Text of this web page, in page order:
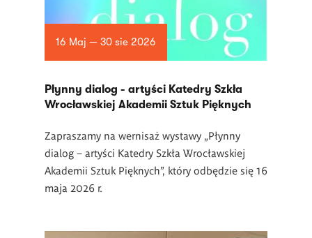
16 Maj — 30 sie 2026
Płynny dialog - artyści Katedry Szkła
Wrocławskiej Akademii Sztuk Pięknych
Zapraszamy na wernisaż wystawy „Płynny
dialog – artyści Katedry Szkła Wrocławskiej
Akademii Sztuk Pięknych”, który odbędzie się 16
maja 2026 r.